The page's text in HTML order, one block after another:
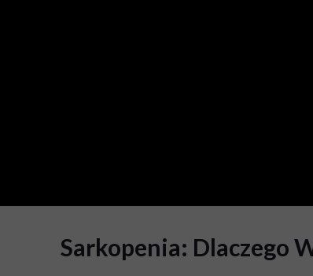
Sarkopenia: Dlaczego